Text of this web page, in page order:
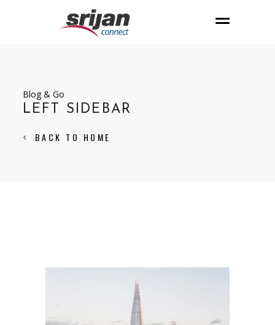
Blog & Go
LEFT SIDEBAR
BACK TO HOME